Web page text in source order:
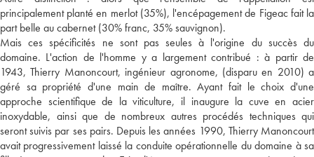
principalement planté en merlot (35%), l'encépagement de Figeac fait la
part belle au cabernet (30% franc, 35% sauvignon).
Mais ces spécificités ne sont pas seules à l'origine du succès du
domaine. L'action de l'homme y a largement contribué : à partir de
1943, Thierry Manoncourt, ingénieur agronome, (disparu en 2010) a
géré sa propriété d'une main de maître. Ayant fait le choix d'une
approche scientifique de la viticulture, il inaugure la cuve en acier
inoxydable, ainsi que de nombreux autres procédés techniques qui
seront suivis par ses pairs. Depuis les années 1990, Thierry Manoncourt
avait progressivement laissé la conduite opérationnelle du domaine à sa